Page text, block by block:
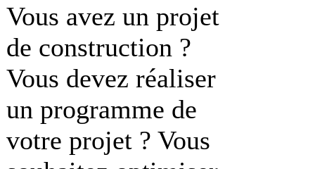
Vous avez un projet
de construction ?
Vous devez réaliser
un programme de
votre projet ? Vous